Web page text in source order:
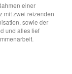
einer
mit zwei reizenden
sowie der
und alles lief